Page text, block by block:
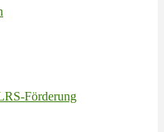
Förderung